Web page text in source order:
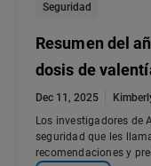
Seguridad
Resumen del
dosis de
Dec 11, 2025
Los investigadores de
seguridad que les
recomendaciones y